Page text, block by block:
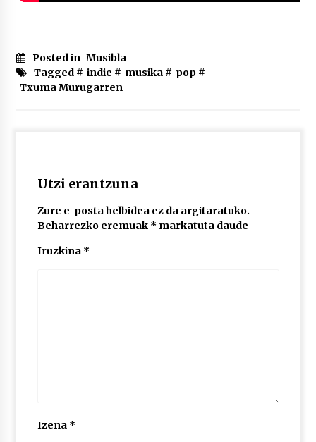
Posted in Musibla
Tagged # indie # musika# pop#
Txuma Murugarren
Utzi erantzuna
Zure e-posta helbidea ez da argitaratuko.
Beharrezko eremuak * markatuta daude
Iruzkina *
Izena *